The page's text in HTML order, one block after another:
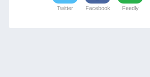
Twitter Facebook Feedly